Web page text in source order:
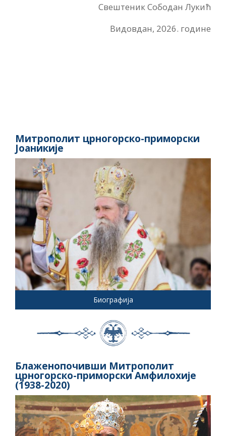
Свештеник Сободан Лукић
Видовдан, 2026. године
Митрополит црногорско-приморски
Јоаникије
Биографија
Блаженопочивши Митрополит
црногорско-приморски Амфилохије
(1938-2020)